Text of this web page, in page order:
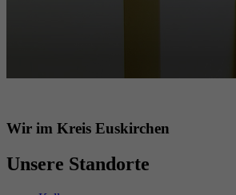
Wir im Kreis Euskirchen
Unsere Standorte